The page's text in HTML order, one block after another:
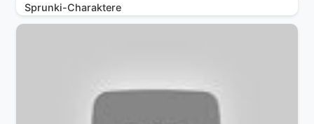
Sprunki-Charaktere